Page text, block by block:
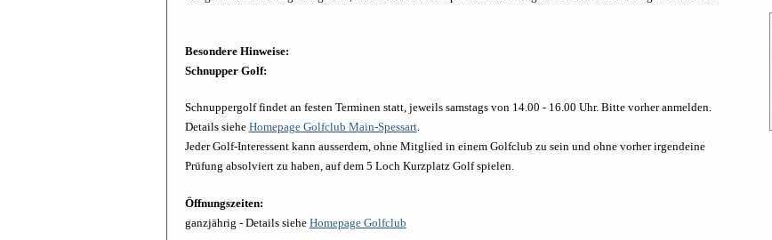
Besondere Hinweise:
Schnupper Golf:
Schnuppergolf findet an festen Terminen statt, jeweils samstags von 14.00 - 16.00 Uhr. Bitte vorher anmelden.
Details siehe Homepage Golfclub Main-Spessart.
Jeder Golf-Interessent kann ausserdem, ohne Mitglied in einem Golfclub zu sein und ohne vorher irgendeine
Prüfung absolviert zu haben, auf dem 5 Loch Kurzplatz Golf spielen.
Öffnungszeiten:
ganzjährig - Details siehe Homepage Golfclub